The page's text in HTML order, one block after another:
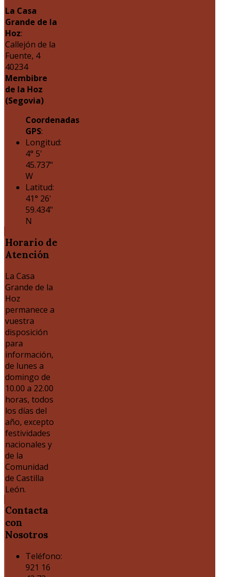
La Casa
Grande de la
Hoz:
Callejón de la
Fuente, 4
40234
Membibre
de la Hoz
(Segovia)
Coordenadas
GPS:
Longitud:
4° 5'
45.737"
W
Latitud:
41° 26'
59.434"
N
Horario de
Atención
La Casa
Grande de la
Hoz
permanece a
vuestra
disposición
para
información,
de lunes a
domingo de
10.00 a 22.00
horas, todos
los días del
año, excepto
festividades
nacionales y
de la
Comunidad
de Castilla
León.
Contacta
con
Nosotros
Teléfono:
921 16